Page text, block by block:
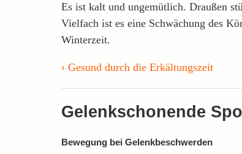
Es ist kalt und ungemütlich. Draußen
Vielfach ist es eine Schwächung des
Winterzeit.
Gesund durch die Erkältungszeit
Gelenkschonende
Bewegung bei Gelenkbeschwerden